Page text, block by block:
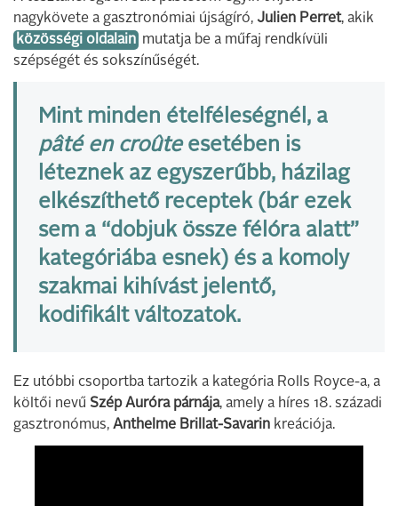
nagykövete a gasztronómiai újságíró, Julien Perret, akik
közösségi oldalain mutatja be a műfaj rendkívüli
szépségét és sokszínűségét.
Mint minden ételféleségnél, a
pâté en croûteesetében is
léteznek az egyszerűbb, házilag
elkészíthető receptek (bár ezek
sem a “dobjuk össze félóra alatt”
kategóriába esnek) és a komoly
szakmai kihívást jelentő,
kodifikált változatok.
Ez utóbbi csoportba tartozik a kategória Rolls Royce-a, a
költői nevű Szép Auróra párnája, amely a híres 18. századi
gasztronómus, Anthelme Brillat-Savarin kreációja.